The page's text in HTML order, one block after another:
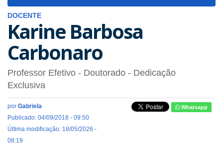
DOCENTE
Karine Barbosa
Carbonaro
Professor Efetivo - Doutorado - Dedicação
Exclusiva
por Gabriela
Publicado: 04/09/2018 - 09:50
Última modificação: 18/05/2026 -
08:19
Whatsapp